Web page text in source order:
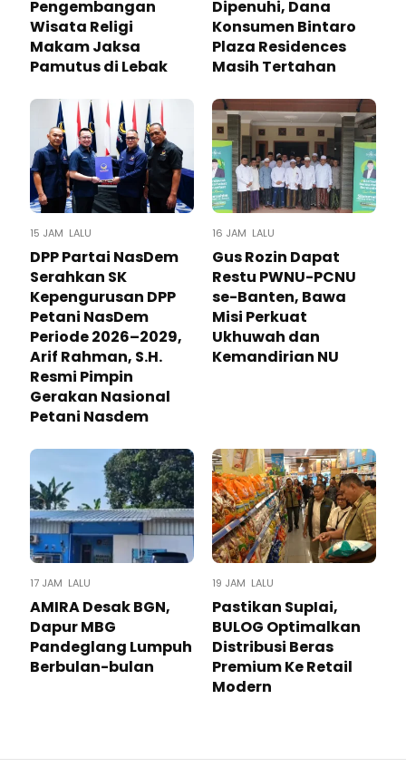
Pengembangan
Wisata Religi
Makam Jaksa
Pamutus di Lebak
Dipenuhi, Dana
Konsumen Bintaro
Plaza Residences
Masih Tertahan
15 JAM LALU
DPP Partai NasDem
Serahkan SK
Kepengurusan DPP
Petani NasDem
Periode 2026–2029,
Arif Rahman, S.H.
Resmi Pimpin
Gerakan Nasional
Petani Nasdem
16 JAM LALU
Gus Rozin Dapat
Restu PWNU-PCNU
se-Banten, Bawa
Misi Perkuat
Ukhuwah dan
Kemandirian NU
17 JAM LALU
AMIRA Desak BGN,
Dapur MBG
Pandeglang Lumpuh
Berbulan-bulan
19 JAM LALU
Pastikan SupIai,
BULOG Optimalkan
Distribusi Beras
Premium Ke Retail
Modern